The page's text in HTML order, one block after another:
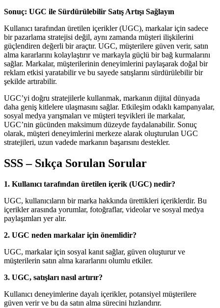
Sonuç: UGC ile Sürdürülebilir Satış Artışı Sağlayın
Kullanıcı tarafından üretilen içerikler (UGC), markalar için sadece
bir pazarlama stratejisi değil, aynı zamanda müşteri ilişkilerini
güçlendiren değerli bir araçtır. UGC, müşterilere güven verir, satın
alma kararlarını kolaylaştırır ve markayla güçlü bir bağ kurmalarını
sağlar. Markalar, müşterilerinin deneyimlerini paylaşarak doğal bir
reklam etkisi yaratabilir ve bu sayede satışlarını sürdürülebilir bir
şekilde artırabilir.
UGC’yi doğru stratejilerle kullanmak, markanın dijital dünyada
daha geniş kitlelere ulaşmasını sağlar. Etkileşim odaklı kampanyalar,
sosyal medya yarışmaları ve müşteri teşvikleri ile markalar,
UGC’nin gücünden maksimum düzeyde faydalanabilir. Sonuç
olarak, müşteri deneyimlerini merkeze alarak oluşturulan UGC
stratejileri, uzun vadede markanın başarısını destekler.
SSS – Sıkça Sorulan Sorular
1. Kullanıcı tarafından üretilen içerik (UGC) nedir?
UGC, kullanıcıların bir marka hakkında ürettikleri içeriklerdir. Bu
içerikler arasında yorumlar, fotoğraflar, videolar ve sosyal medya
paylaşımları yer alır.
2. UGC neden markalar için önemlidir?
UGC, markalar için sosyal kanıt sağlar, güven oluşturur ve
müşterilerin satın alma kararlarını olumlu etkiler.
3. UGC, satışları nasıl artırır?
Kullanıcı deneyimlerine dayalı içerikler, potansiyel müşterilere
güven verir ve bu da satın alma sürecini hızlandırır.